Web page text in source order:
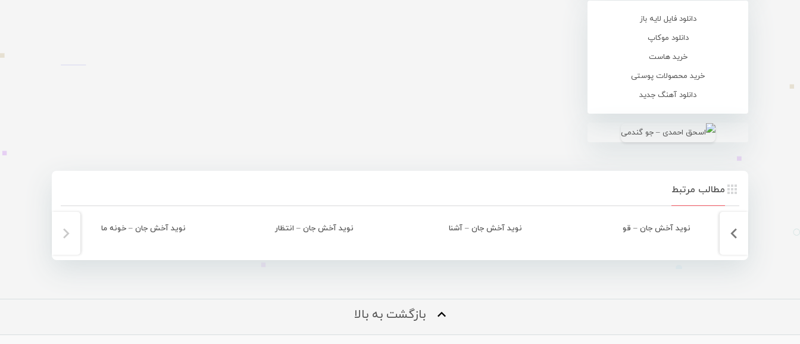
دانلود فایل لایه باز
دانلود موکاپ
خرید هاست
خرید محصولات پوستی
دانلود آهنگ جدید
مطالب مرتبط
نوید آخش جان – قو نوید آخش جان – آشنا نوید آخش جان – انتظار نوید آخش جان – خونه ما
بازگشت به بالا